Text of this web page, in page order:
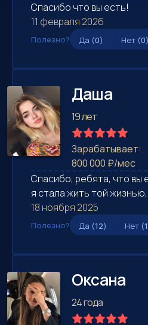
Спасибо что вы есть!
11 февраля 2026
Полезно? Да (0) Нет (0)
Даша
19 лет
Зарабатывает:
800 000 ₽/мес
Спасибо, ребята, что вы
я стала жить той
18 ноября 2025
Полезно? Да (12) Нет (1
Оксана
24 года